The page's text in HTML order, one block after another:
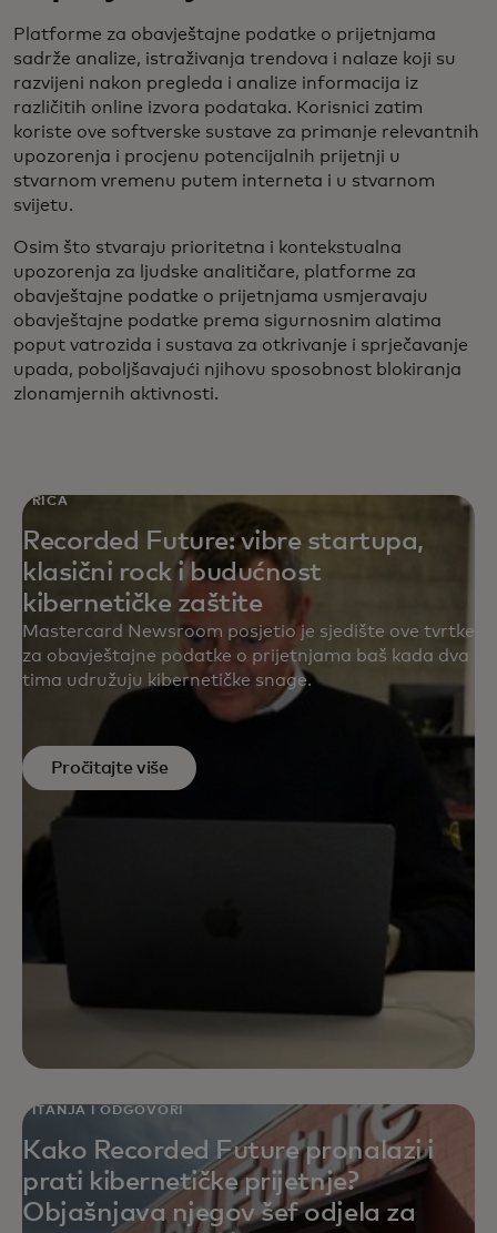
Platforme za obavještajne podatke o prijetnjama
sadrže analize, istraživanja trendova i nalaze koji su
razvijeni nakon pregleda i analize informacija iz
različitih online izvora podataka. Korisnici zatim
koriste ove softverske sustave za primanje relevantnih
upozorenja i procjenu potencijalnih prijetnji u
stvarnom vremenu putem interneta i u stvarnom
svijetu.
Osim što stvaraju prioritetna i kontekstualna
upozorenja za ljudske analitičare, platforme za
obavještajne podatke o prijetnjama usmjeravaju
obavještajne podatke prema sigurnosnim alatima
poput vatrozida i sustava za otkrivanje i sprječavanje
upada, poboljšavajući njihovu sposobnost blokiranja
zlonamjernih aktivnosti.
PRIČA
Recorded Future: vibre startupa,
klasični rock i budućnost
kibernetičke zaštite
Mastercard Newsroom posjetio je sjedište ove tvrtke
za obavještajne podatke o prijetnjama baš kada dva
tima udružuju kibernetičke snage.
Pročitajte više
PITANJA I ODGOVORI
Kako Recorded Future pronalazi i
prati kibernetičke prijetnje?
Objašnjava njegov šef odjela za